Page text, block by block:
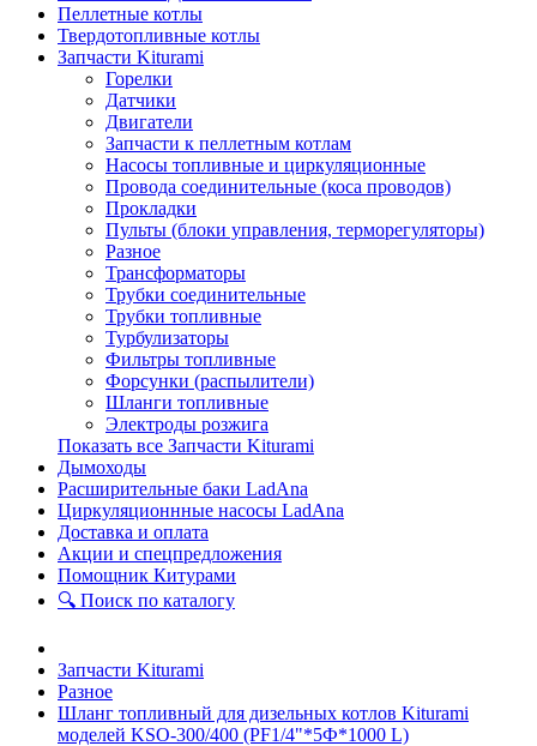
Пеллетные котлы
Твердотопливные котлы
Запчасти Kiturami
Горелки
Датчики
Двигатели
Запчасти к пеллетным котлам
Насосы топливные и циркуляционные
Провода соединительные (коса проводов)
Прокладки
Пульты (блоки управления, терморегуляторы)
Разное
Трансформаторы
Трубки соединительные
Трубки топливные
Турбулизаторы
Фильтры топливные
Форсунки (распылители)
Шланги топливные
Электроды розжига
Показать все Запчасти Kiturami
Дымоходы
Расширительные баки LadAna
Циркуляционнные насосы LadAna
Доставка и оплата
Акции и спецпредложения
Помощник Китурами
🔍 Поиск по каталогу
Запчасти Kiturami
Разное
Шланг топливный для дизельных котлов Kiturami
моделей KSO-300/400 (PF1/4"*5Ф*1000 L)